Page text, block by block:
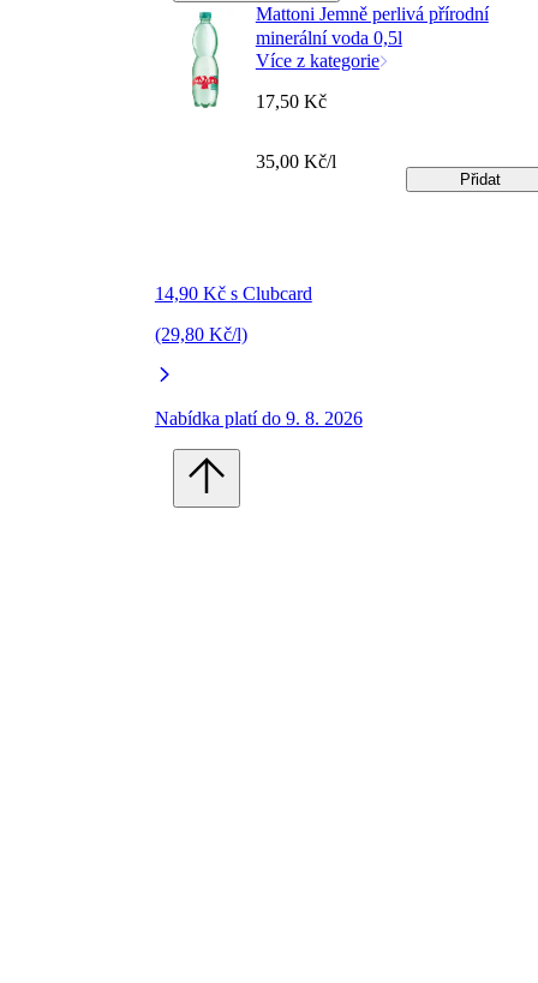
Mattoni Jemně perlivá přírodní
minerální voda 0,5l
Více z kategorie
14,90 Kč s Clubcard
(29,80 Kč/l)
Nabídka platí do 9. 8. 2026
17,50 Kč
35,00 Kč/l
Přidat